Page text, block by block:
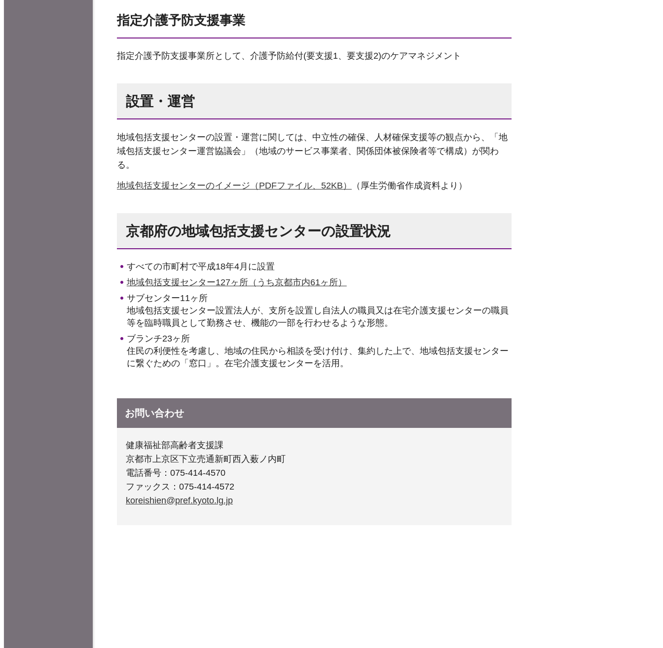
指定介護予防支援事業
指定介護予防支援事業所として、介護予防給付(要支援1、要支援2)のケアマネジメント
設置・運営
地域包括支援センターの設置・運営に関しては、中立性の確保、人材確保支援等の観点から、「地
域包括支援センター運営協議会」（地域のサービス事業者、関係団体被保険者等で構成）が関わ
る。
地域包括支援センターのイメージ（PDFファイル、52KB） （厚生労働省作成資料より）
京都府の地域包括支援センターの設置状況
すべての市町村で平成18年4月に設置
地域包括支援センター127ヶ所（うち京都市内61ヶ所）
サブセンター11ヶ所
地域包括支援センター設置法人が、支所を設置し自法人の職員又は在宅介護支援センターの職員
等を臨時職員として勤務させ、機能の一部を行わせるような形態。
ブランチ23ヶ所
住民の利便性を考慮し、地域の住民から相談を受け付け、集約した上で、地域包括支援センター
に繋ぐための「窓口」。在宅介護支援センターを活用。
お問い合わせ
健康福祉部高齢者支援課
京都市上京区下立売通新町西入薮ノ内町
電話番号：075-414-4570
ファックス：075-414-4572
koreishien@pref.kyoto.lg.jp